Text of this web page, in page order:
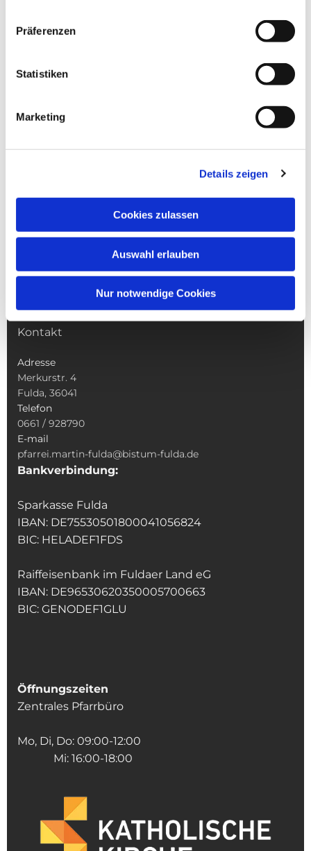
Präferenzen
Statistiken
Marketing
Details zeigen
Cookies zulassen
Auswahl erlauben
Nur notwendige Cookies
Gottesdienste
Veranstaltungen & Angebote
Kindertagesstätte St. Andreas
Kontakt
Adresse
Merkurstr. 4
Fulda, 36041
Telefon
0661 / 928790
E-mail
pfarrei.martin-fulda@bistum-fulda.de
Bankverbindung:
Sparkasse Fulda
IBAN: DE75530501800041056824
BIC: HELADEF1FDS
Raiffeisenbank im Fuldaer Land eG
IBAN: DE96530620350005700663
BIC: GENODEF1GLU
Öffnungszeiten
Zentrales Pfarrbüro
Mo, Di, Do: 09:00-12:00
Mi: 16:00-18:00